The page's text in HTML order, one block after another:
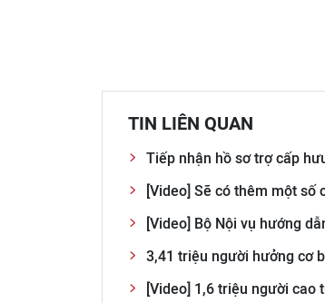
TIN LIÊN QUAN
Tiếp nhận hồ sơ trợ cấp
[Video] Sẽ có thêm một
[Video] Bộ Nội vụ hướng
3,41 triệu người hưởng cơ
[Video] 1,6 triệu người